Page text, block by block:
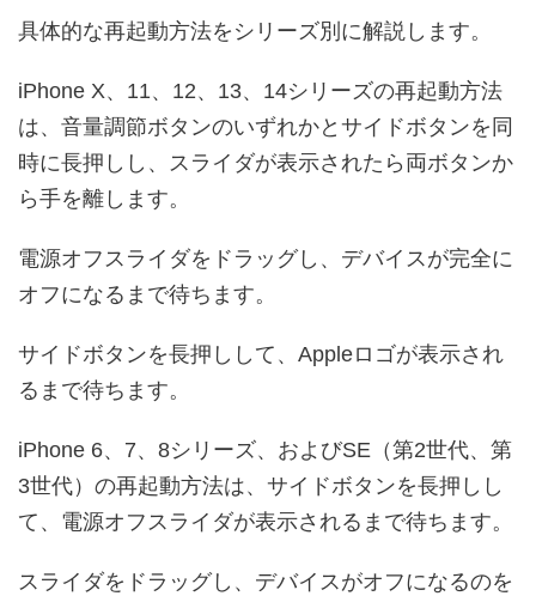
具体的な再起動方法をシリーズ別に解説します。
iPhone X、11、12、13、14シリーズの再起動方法
は、音量調節ボタンのいずれかとサイドボタンを同
時に長押しし、スライダが表示されたら両ボタンか
ら手を離します。
電源オフスライダをドラッグし、デバイスが完全に
オフになるまで待ちます。
サイドボタンを長押しして、Appleロゴが表示され
るまで待ちます。
iPhone 6、7、8シリーズ、およびSE（第2世代、第
3世代）の再起動方法は、サイドボタンを長押しし
て、電源オフスライダが表示されるまで待ちます。
スライダをドラッグし、デバイスがオフになるのを